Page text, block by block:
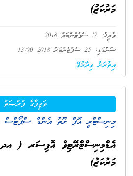
މަރުކަޒު)
ތާރީޚު: 17 ސެޕްޓެންބަރު 2018
ސުންގަޑި: 25 ސެޕްޓެންބަރު 2018 13:00
އިތުރަށް ވިދާޅުވޭ
ވަޒީފާގެ ފުރުޞަތު
މިނިސްޓްރީ އޮފް ޔޫތު އެންޑް ސްޕޯޓްސް
އެޑްމިނިސްޓްރޭޓިވް އޮފިސަރ (
މަރުކަޒު)